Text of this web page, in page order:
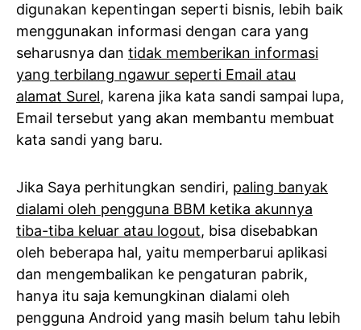
digunakan kepentingan seperti bisnis, lebih baik
menggunakan informasi dengan cara yang
seharusnya dan tidak memberikan informasi
yang terbilang ngawur seperti Email atau
alamat Surel, karena jika kata sandi sampai lupa,
Email tersebut yang akan membantu membuat
kata sandi yang baru.
Jika Saya perhitungkan sendiri, paling banyak
dialami oleh pengguna BBM ketika akunnya
tiba-tiba keluar atau logout, bisa disebabkan
oleh beberapa hal, yaitu memperbarui aplikasi
dan mengembalikan ke pengaturan pabrik,
hanya itu saja kemungkinan dialami oleh
pengguna Android yang masih belum tahu lebih